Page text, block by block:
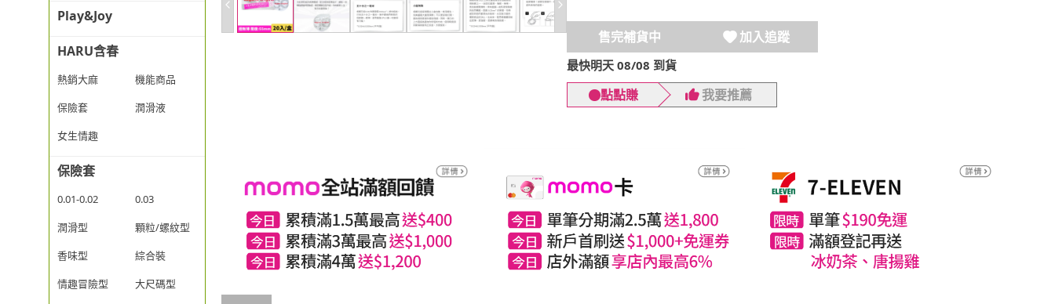
Play&Joy
HARU含春
熱銷大麻
機能商品
保險套
潤滑液
女生情趣
保險套
0.01-0.02
0.03
潤滑型
顆粒/螺紋型
香味型
綜合裝
情趣冒險型
大尺碼型
售完補貨中 加入追蹤
最快明天 08/08 到貨
點點賺 我要推薦